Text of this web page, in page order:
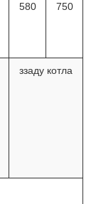
580 750
ззаду котла